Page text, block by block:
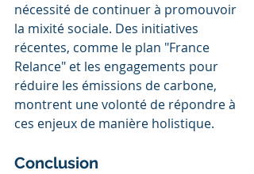
nécessité de continuer à promouvoir
la mixité sociale. Des initiatives
récentes, comme le plan "France
Relance" et les engagements pour
réduire les émissions de carbone,
montrent une volonté de répondre à
ces enjeux de manière holistique.
Conclusion